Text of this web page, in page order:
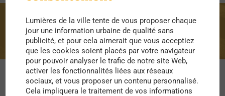
trafic routier
Lumières de la ville tente de vous proposer chaque
jour une information urbaine de qualité sans
publicité, et pour cela aimerait que vous acceptiez
que les cookies soient placés par votre navigateur
pour pouvoir analyser le trafic de notre site Web,
activer les fonctionnalités liées aux réseaux
sociaux, et vous proposer un contenu personnalisé.
Cela impliquera le traitement de vos informations